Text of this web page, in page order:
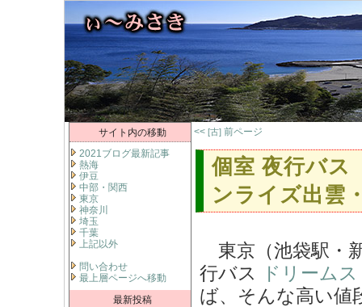
サイト内の移動
2021ブログ最新記事
熱海
伊豆
中部・関西
東京
神奈川
埼玉
千葉
上記以外
問い合わせ
最上層ページへ移動
最新投稿
<< [古] 前ページ
個室 夜行バス
ンライズ出雲
東京（池袋駅・
行バス
ドリーム
ば、そんな高い値